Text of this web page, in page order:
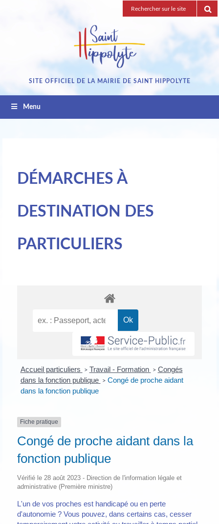
Recherche
pour
SITE OFFICIEL DE LA MAIRIE DE SAINT HIPPOLYTE
Menu
DÉMARCHES À
DESTINATION DES
PARTICULIERS
Accueil particuliers > Travail - Formation > Congés
dans la fonction publique
> Congé de proche aidant
dans la fonction publique
Fiche pratique
Congé de proche aidant dans la
fonction publique
Vérifié le 28 août 2023 - Direction de l'information légale et
administrative (Première ministre)
L'un de vos proches est handicapé ou en perte
d'autonomie ? Vous pouvez, dans certains cas, cesser